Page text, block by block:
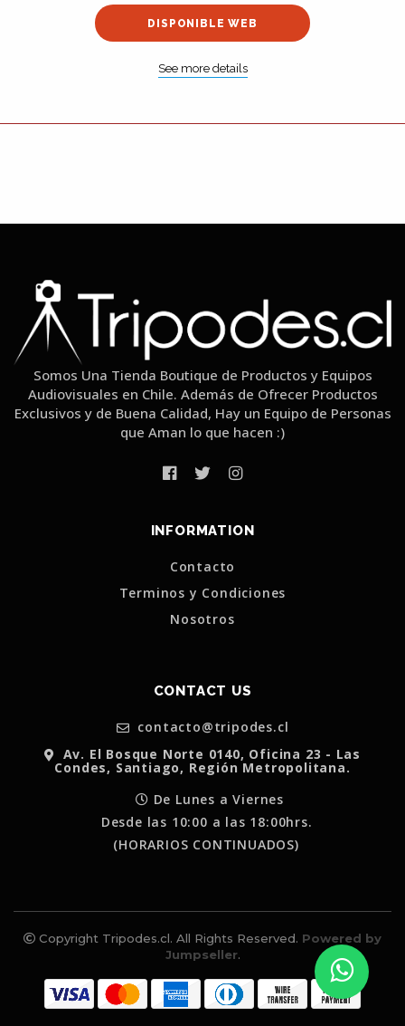
DISPONIBLE WEB
See more details
Somos Una Tienda Boutique de Productos y Equipos
Audiovisuales en Chile. Además de Ofrecer Productos
Exclusivos y de Buena Calidad, Hay un Equipo de Personas
que Aman lo que hacen :)
INFORMATION
Contacto
Terminos y Condiciones
Nosotros
CONTACT US
contacto@tripodes.cl
Av. El Bosque Norte 0140, Oficina 23 - Las
Condes, Santiago, Región Metropolitana.
De Lunes a Viernes
Desde las 10:00 a las 18:00hrs.
(HORARIOS CONTINUADOS)
Copyright Tripodes.cl. All Rights Reserved. Powered by
Jumpseller.